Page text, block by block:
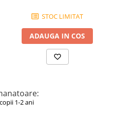
STOC LIMITAT
ADAUGA IN COS
1-2 ani